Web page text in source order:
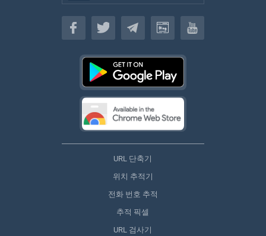
한국인
URL 단축기
위치 추적기
전화 번호 추적
추적 픽셀
URL 검사기